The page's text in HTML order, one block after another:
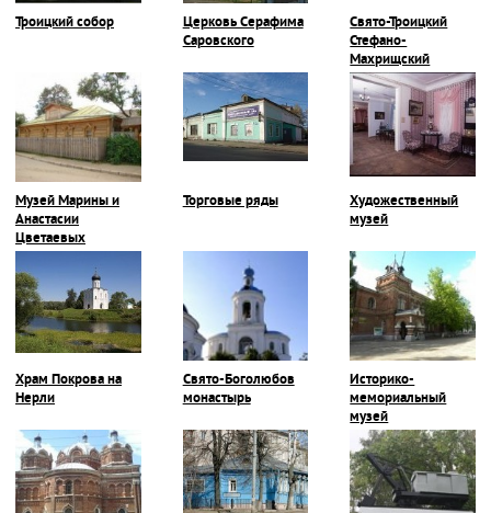
Троицкий собор
Церковь Серафима
Саровского
Свято-Троицкий
Стефано-
Махрищский
монастырь
Музей Марины и
Анастасии
Цветаевых
Торговые ряды
Художественный
музей
Храм Покрова на
Нерли
Свято-Боголюбов
монастырь
Историко-
мемориальный
музей